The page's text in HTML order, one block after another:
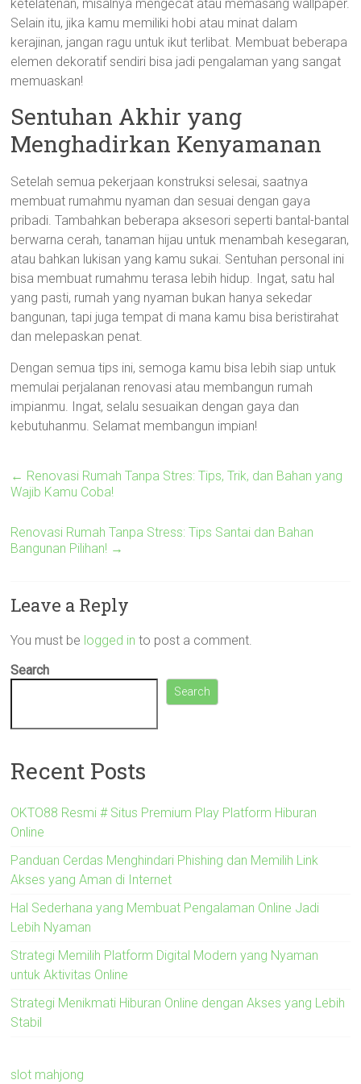
ketelatenan, misalnya mengecat atau memasang wallpaper.
Selain itu, jika kamu memiliki hobi atau minat dalam
kerajinan, jangan ragu untuk ikut terlibat. Membuat beberapa
elemen dekoratif sendiri bisa jadi pengalaman yang sangat
memuaskan!
Sentuhan Akhir yang
Menghadirkan Kenyamanan
Setelah semua pekerjaan konstruksi selesai, saatnya
membuat rumahmu nyaman dan sesuai dengan gaya
pribadi. Tambahkan beberapa aksesori seperti bantal-bantal
berwarna cerah, tanaman hijau untuk menambah kesegaran,
atau bahkan lukisan yang kamu sukai. Sentuhan personal ini
bisa membuat rumahmu terasa lebih hidup. Ingat, satu hal
yang pasti, rumah yang nyaman bukan hanya sekedar
bangunan, tapi juga tempat di mana kamu bisa beristirahat
dan melepaskan penat.
Dengan semua tips ini, semoga kamu bisa lebih siap untuk
memulai perjalanan renovasi atau membangun rumah
impianmu. Ingat, selalu sesuaikan dengan gaya dan
kebutuhanmu. Selamat membangun impian!
← Renovasi Rumah Tanpa Stres: Tips, Trik, dan Bahan yang
Wajib Kamu Coba!
Renovasi Rumah Tanpa Stress: Tips Santai dan Bahan
Bangunan Pilihan! →
Leave a Reply
You must be logged in to post a comment.
Search
Search
Recent Posts
OKTO88 Resmi # Situs Premium Play Platform Hiburan
Online
Panduan Cerdas Menghindari Phishing dan Memilih Link
Akses yang Aman di Internet
Hal Sederhana yang Membuat Pengalaman Online Jadi
Lebih Nyaman
Strategi Memilih Platform Digital Modern yang Nyaman
untuk Aktivitas Online
Strategi Menikmati Hiburan Online dengan Akses yang Lebih
Stabil
slot mahjong